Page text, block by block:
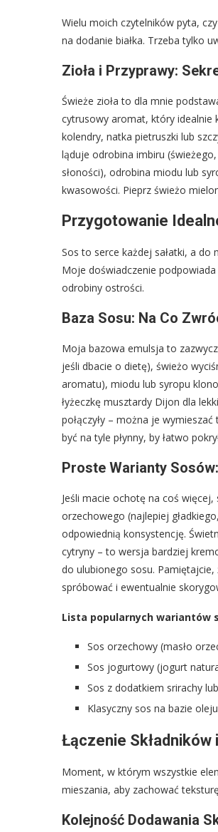
Wielu moich czytelników pyta,
na dodanie białka. Trzeba tylko
Zioła i Przyprawy:
Świeże zioła to dla mnie
cytrusowy aromat, który idealnie
kolendry, natka pietruszki lub
ląduje odrobina imbiru
słoności), odrobina miodu lub
kwasowości. Pieprz świeżo
Przygotowanie
Sos to serce każdej sałatki, a
Moje doświadczenie
odrobiny ostrości.
Baza Sosu: Na Co
Moja bazowa emulsja to
jeśli dbacie o dietę), świeżo
aromatu), miodu lub syropu
łyżeczkę musztardy Dijon dla
połączyły – można je
być na tyle płynny, by łatwo
Proste Warianty
Jeśli macie ochotę na coś
orzechowego (najlepiej
odpowiednią konsystencję.
cytryny – to wersja bardziej
do ulubionego sosu.
spróbować i ewentualnie
Lista popularnych wariantów
Sos orzechowy (masło
Sos jogurtowy (jogurt
Sos z dodatkiem srirachy
Klasyczny sos na bazie
Łączenie
Moment, w którym wszystkie
mieszania, aby zachować
Kolejność Dodawania